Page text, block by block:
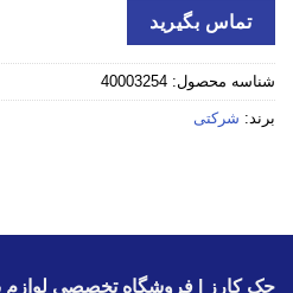
تماس بگیرید
شناسه محصول: 40003254
برند: شرکتی
جک کارز | فروشگاه تخصصی لوازم